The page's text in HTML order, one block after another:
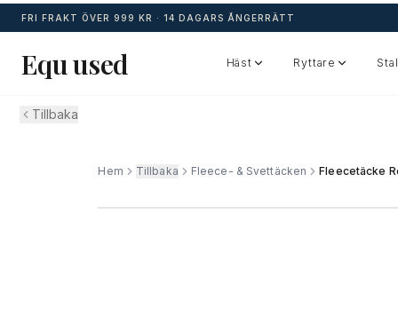
FRI FRAKT ÖVER 999 KR · 14 DAGARS ÅNGERRÄTT
Equ used Häst Ryttare
Tillbaka
Hem Tillbaka Fleece- & Svettäcken Fleecetäcke